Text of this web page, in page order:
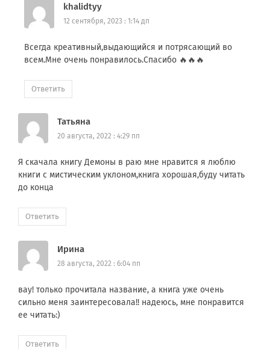
khalidtyy
12 сентября, 2023 : 1:14 дп
Всегда креативный,выдающийся и потрясающий во
всем.Мне очень понравилось.Спасибо 🔥🔥🔥
Ответить
Татьяна
20 августа, 2022 : 4:29 пп
Я скачала книгу Демоны в раю мне нравится я люблю
книги с мистическим уклоном,книга хорошая,буду читать
до конца
Ответить
Ирина
28 августа, 2022 : 6:04 пп
вау! только прочитала название, а книга уже очень
сильно меня заинтересовала!! надеюсь, мне понравится
ее читать:)
Ответить